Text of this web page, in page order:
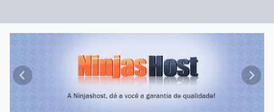
Radio modelo 3
Anterior